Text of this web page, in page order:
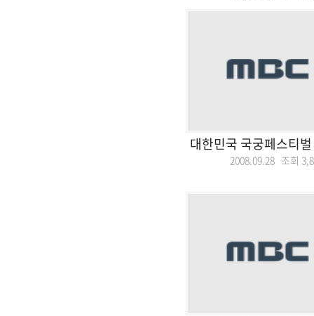
대한민국 국궁페스티
2008.09.28 조회